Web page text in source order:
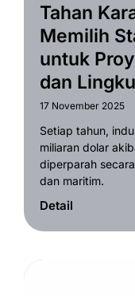
Tahan
Memilih
untuk
dan
17 November 2025
Setiap tahun,
miliaran dolar
diperparah
dan maritim.
Detail